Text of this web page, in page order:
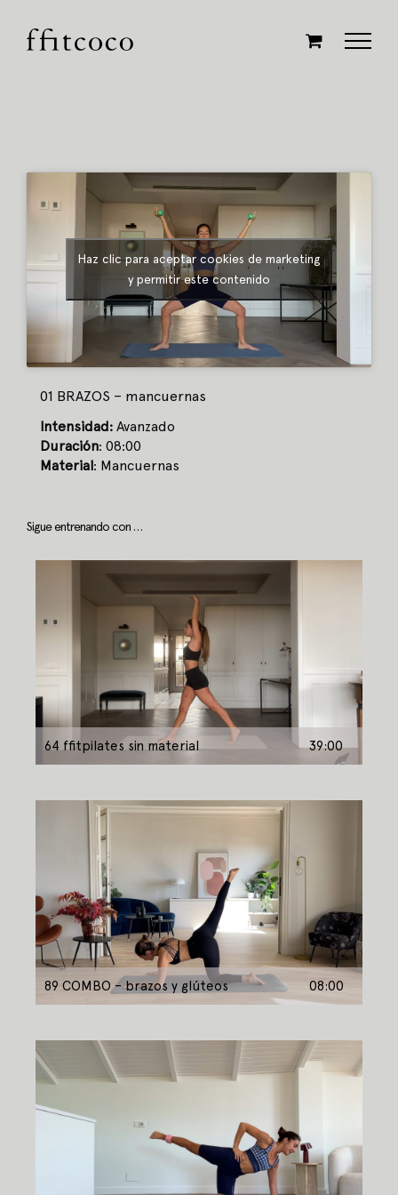
contenido
Haz clic para aceptar cookies de marketing
y permitir este contenido
01 BRAZOS – mancuernas
Intensidad: Avanzado
Duración: 08:00
Material: Mancuernas
Sigue entrenando con …
64 ffitpilates sin material 39:00
89 COMBO – brazos y glúteos 08:00